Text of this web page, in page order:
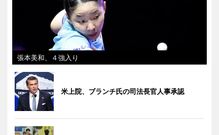
張本美和、４強入り
米上院、ブランチ氏の司法長官人事承認